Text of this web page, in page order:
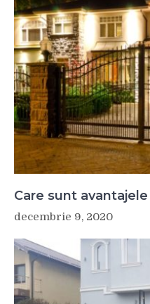
Care sunt
decembrie 9, 2020